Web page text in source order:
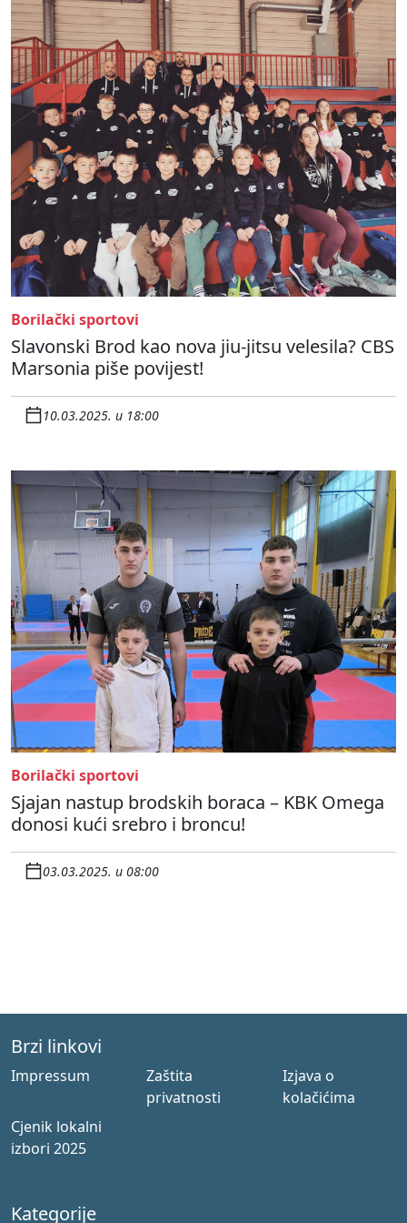
Borilački sportovi
Slavonski Brod kao nova jiu-jitsu velesila? CBS
Marsonia piše povijest!
10.03.2025. u 18:00
Borilački sportovi
Sjajan nastup brodskih boraca – KBK Omega
donosi kući srebro i broncu!
03.03.2025. u 08:00
Brzi linkovi
Impressum
Zaštita
privatnosti
Izjava o
kolačićima
Cjenik lokalni
izbori 2025
Kategorije